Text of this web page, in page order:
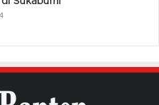
di Sukabumi